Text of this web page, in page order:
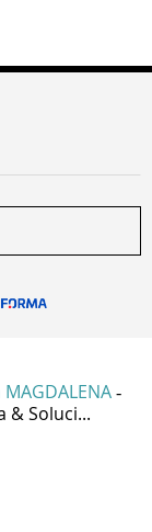
-
& Soluci...